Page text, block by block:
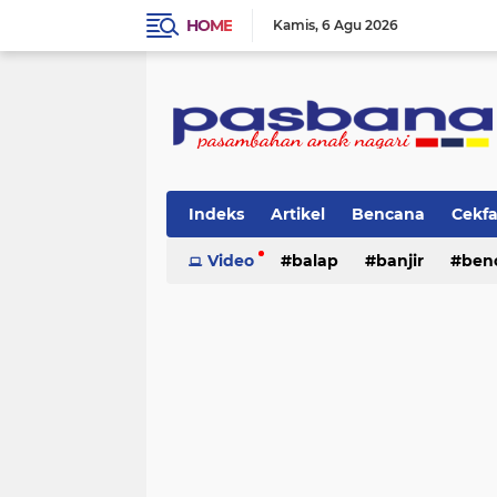
HOME Kamis 6 Agu 2026
Indeks Artikel Bencana
Musik Olahraga Pariwisata
Video balap banjir